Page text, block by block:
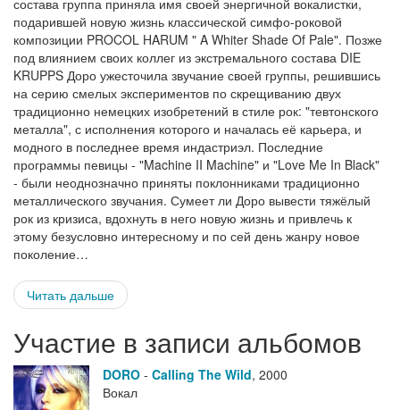
состава группа приняла имя своей энергичной вокалистки,
подарившей новую жизнь классической симфо-роковой
композиции PROCOL HARUM " A Whiter Shade Of Pale". Позже
под влиянием своих коллег из экстремального состава DIE
KRUPPS Доро ужесточила звучание своей группы, решившись
на серию смелых экспериментов по скрещиванию двух
традиционно немецких изобретений в стиле рок: "тевтонского
металла", с исполнения которого и началась её карьера, и
модного в последнее время индастриэл. Последние
программы певицы - "Machine II Machine" и "Love Me In Black"
- были неоднозначно приняты поклонниками традиционно
металлического звучания. Сумеет ли Доро вывести тяжёлый
рок из кризиса, вдохнуть в него новую жизнь и привлечь к
этому безусловно интересному и по сей день жанру новое
поколение…
Читать дальше
Участие в записи альбомов
DORO - Calling The Wild, 2000
Вокал